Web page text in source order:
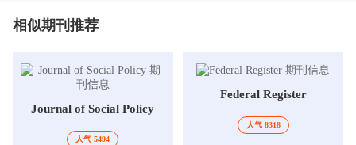
相似期刊推荐
Journal of Social Policy
人气 5494
Federal Register
人气 8318